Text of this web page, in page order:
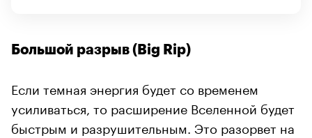
Большой разрыв (Big Rip)
Если темная энергия будет со временем
усиливаться, то расширение Вселенной будет
быстрым и разрушительным. Это разорвет на